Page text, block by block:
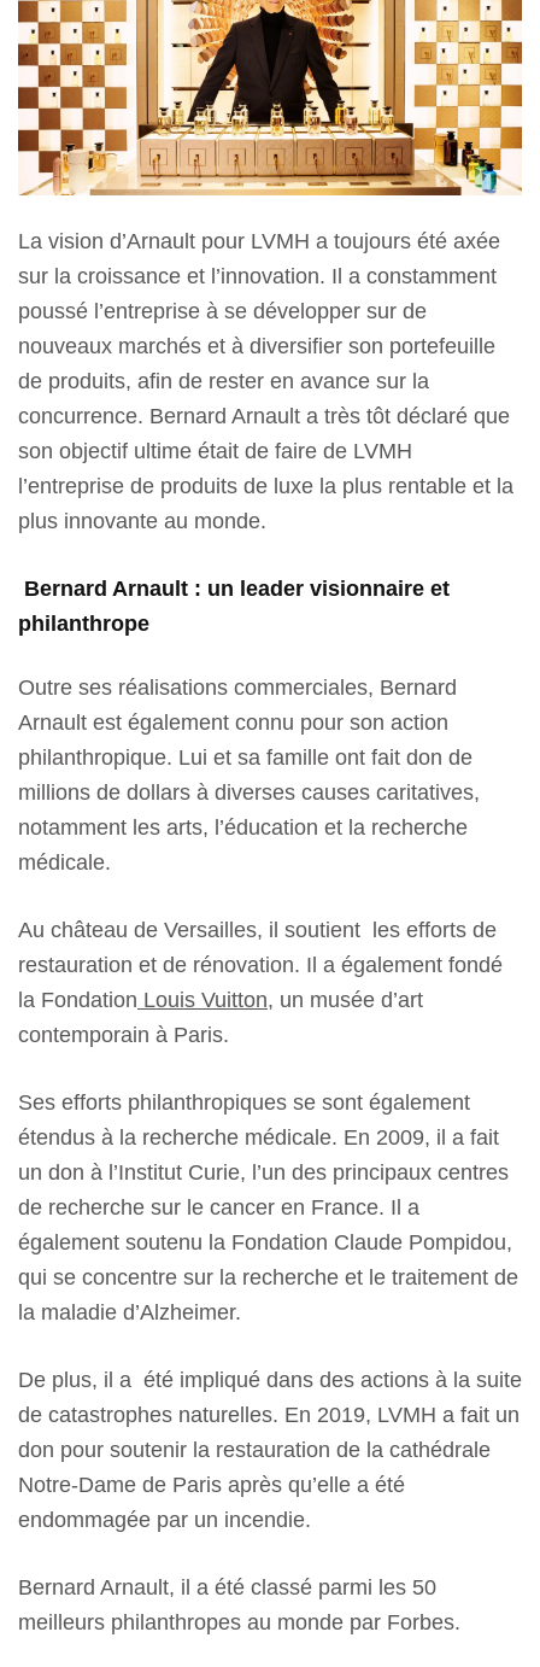
La vision d’Arnault pour LVMH a toujours été axée
sur la croissance et l’innovation. Il a constamment
poussé l’entreprise à se développer sur de
nouveaux marchés et à diversifier son portefeuille
de produits, afin de rester en avance sur la
concurrence. Bernard Arnault a très tôt déclaré que
son objectif ultime était de faire de LVMH
l’entreprise de produits de luxe la plus rentable et la
plus innovante au monde.
Bernard Arnault : un leader visionnaire et
philanthrope
Outre ses réalisations commerciales, Bernard
Arnault est également connu pour son action
philanthropique. Lui et sa famille ont fait don de
millions de dollars à diverses causes caritatives,
notamment les arts, l’éducation et la recherche
médicale.
Au château de Versailles, il soutient les efforts de
restauration et de rénovation. Il a également fondé
la Fondation Louis Vuitton, un musée d’art
contemporain à Paris.
Ses efforts philanthropiques se sont également
étendus à la recherche médicale. En 2009, il a fait
un don à l’Institut Curie, l’un des principaux centres
de recherche sur le cancer en France. Il a
également soutenu la Fondation Claude Pompidou,
qui se concentre sur la recherche et le traitement de
la maladie d’Alzheimer.
De plus, il a été impliqué dans des actions à la suite
de catastrophes naturelles. En 2019, LVMH a fait un
don pour soutenir la restauration de la cathédrale
Notre-Dame de Paris après qu’elle a été
endommagée par un incendie.
Bernard Arnault, il a été classé parmi les 50
meilleurs philanthropes au monde par Forbes.